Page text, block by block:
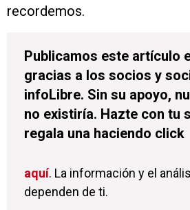
recordemos.
Publicamos este artículo
gracias a los socios y
infoLibre. Sin su apoyo,
no existiría. Hazte con tu
regala una haciendo click
aquí. La información y el
dependen de ti.